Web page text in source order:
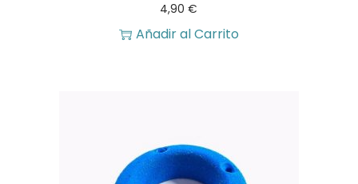
4,90€
Añadir al Carrito